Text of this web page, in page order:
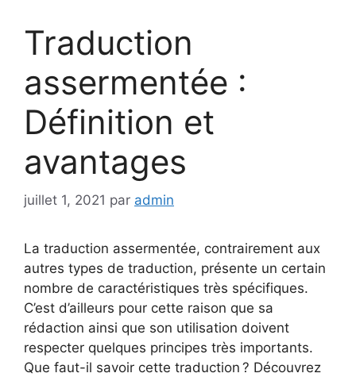
Traduction
assermentée :
Définition et
avantages
juillet 1, 2021 par admin
La traduction assermentée, contrairement aux
autres types de traduction, présente un certain
nombre de caractéristiques très spécifiques.
C’est d’ailleurs pour cette raison que sa
rédaction ainsi que son utilisation doivent
respecter quelques principes très importants.
Que faut-il savoir cette traduction ? Découvrez